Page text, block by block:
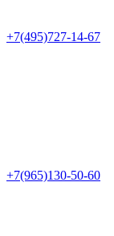
+7(495)727-14-67
+7(965)130-50-60